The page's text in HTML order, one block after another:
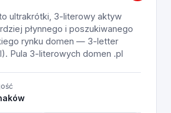
ultrakrótki, 3-literowy aktyw
płynnego i poszukiwanego
rynku domen — 3-letter
Pula 3-literowych domen .pl